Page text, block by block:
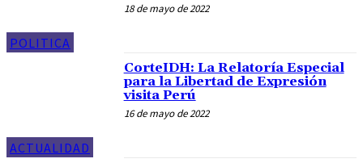
POLITICA
18 de mayo de 2022
ACTUALIDAD
CorteIDH: La Relatoría Especial
para la Libertad de Expresión
visita Perú
16 de mayo de 2022